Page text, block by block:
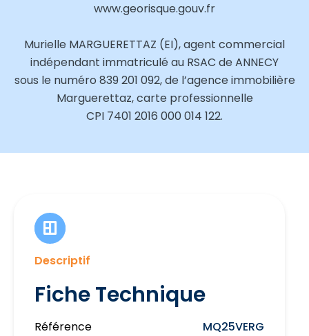
www.georisque.gouv.fr
Murielle MARGUERETTAZ (EI), agent commercial
indépendant immatriculé au RSAC de ANNECY
sous le numéro 839 201 092, de l’agence immobilière
Marguerettaz, carte professionnelle
CPI 7401 2016 000 014 122.
Descriptif
Fiche Technique
Référence
MQ25VERG